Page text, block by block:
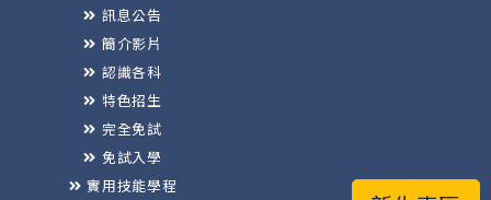
訊息公告
簡介影片
認識各科
特色招生
完全免試
免試入學
實用技能學程